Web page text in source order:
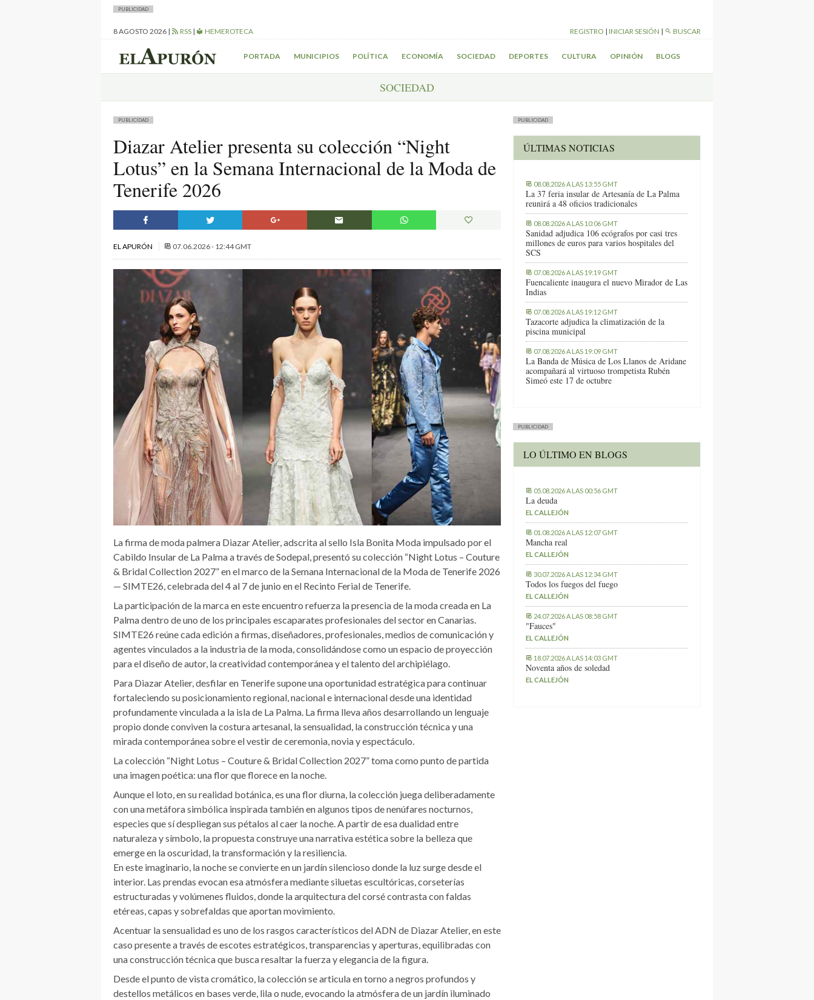
PUBLICIDAD
8 AGOSTO 2026 | RSS | HEMEROTECA REGISTRO | INICIAR SESIÓN | BUSCAR
PORTADA MUNICIPIOS POLÍTICA ECONOMÍA SOCIEDAD DEPORTES CULTURA OPINIÓN BLOGS
SOCIEDAD
PUBLICIDAD
Diazar Atelier presenta su colección “Night
Lotus” en la Semana Internacional de la Moda de
Tenerife 2026
EL APURÓN 07.06.2026 - 12:44 GMT
La firma de moda palmera Diazar Atelier, adscrita al sello Isla Bonita Moda impulsado por el
Cabildo Insular de La Palma a través de Sodepal, presentó su colección “Night Lotus – Couture
& Bridal Collection 2027” en el marco de la Semana Internacional de la Moda de Tenerife 2026
— SIMTE26, celebrada del 4 al 7 de junio en el Recinto Ferial de Tenerife.
La participación de la marca en este encuentro refuerza la presencia de la moda creada en La
Palma dentro de uno de los principales escaparates profesionales del sector en Canarias.
SIMTE26 reúne cada edición a firmas, diseñadores, profesionales, medios de comunicación y
agentes vinculados a la industria de la moda, consolidándose como un espacio de proyección
para el diseño de autor, la creatividad contemporánea y el talento del archipiélago.
Para Diazar Atelier, desfilar en Tenerife supone una oportunidad estratégica para continuar
fortaleciendo su posicionamiento regional, nacional e internacional desde una identidad
profundamente vinculada a la isla de La Palma. La firma lleva años desarrollando un lenguaje
propio donde conviven la costura artesanal, la sensualidad, la construcción técnica y una
mirada contemporánea sobre el vestir de ceremonia, novia y espectáculo.
La colección “Night Lotus – Couture & Bridal Collection 2027” toma como punto de partida
una imagen poética: una flor que florece en la noche.
Aunque el loto, en su realidad botánica, es una flor diurna, la colección juega deliberadamente
con una metáfora simbólica inspirada también en algunos tipos de nenúfares nocturnos,
especies que sí despliegan sus pétalos al caer la noche. A partir de esa dualidad entre
naturaleza y símbolo, la propuesta construye una narrativa estética sobre la belleza que
emerge en la oscuridad, la transformación y la resiliencia.
En este imaginario, la noche se convierte en un jardín silencioso donde la luz surge desde el
interior. Las prendas evocan esa atmósfera mediante siluetas escultóricas, corseterías
estructuradas y volúmenes fluidos, donde la arquitectura del corsé contrasta con faldas
etéreas, capas y sobrefaldas que aportan movimiento.
Acentuar la sensualidad es uno de los rasgos característicos del ADN de Diazar Atelier, en este
caso presente a través de escotes estratégicos, transparencias y aperturas, equilibradas con
una construcción técnica que busca resaltar la fuerza y elegancia de la figura.
Desde el punto de vista cromático, la colección se articula en torno a negros profundos y
destellos metálicos en bases verde, lila o nude, evocando la atmósfera de un jardín iluminado
PUBLICIDAD
ÚLTIMAS NOTICIAS
08.08.2026 A LAS 13:55 GMT
La 37 feria insular de Artesanía de La Palma
reunirá a 48 oficios tradicionales
08.08.2026 A LAS 10:06 GMT
Sanidad adjudica 106 ecógrafos por casi tres
millones de euros para varios hospitales del
SCS
07.08.2026 A LAS 19:19 GMT
Fuencaliente inaugura el nuevo Mirador de Las
Indias
07.08.2026 A LAS 19:12 GMT
Tazacorte adjudica la climatización de la
piscina municipal
07.08.2026 A LAS 19:09 GMT
La Banda de Música de Los Llanos de Aridane
acompañará al virtuoso trompetista Rubén
Simeó este 17 de octubre
PUBLICIDAD
LO ÚLTIMO EN BLOGS
05.08.2026 A LAS 00:56 GMT
La deuda
EL CALLEJÓN
01.08.2026 A LAS 12:07 GMT
Mancha real
EL CALLEJÓN
30.07.2026 A LAS 12:34 GMT
Todos los fuegos del fuego
EL CALLEJÓN
24.07.2026 A LAS 08:58 GMT
"Fauces"
EL CALLEJÓN
18.07.2026 A LAS 14:03 GMT
Noventa años de soledad
EL CALLEJÓN